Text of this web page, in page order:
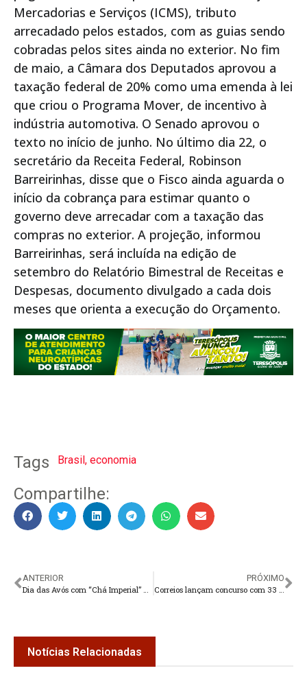
Mercadorias e Serviços (ICMS), tributo
arrecadado pelos estados, com as guias sendo
cobradas pelos sites ainda no exterior. No fim
de maio, a Câmara dos Deputados aprovou a
taxação federal de 20% como uma emenda à lei
que criou o Programa Mover, de incentivo à
indústria automotiva. O Senado aprovou o
texto no início de junho. No último dia 22, o
secretário da Receita Federal, Robinson
Barreirinhas, disse que o Fisco ainda aguarda o
início da cobrança para estimar quanto o
governo deve arrecadar com a taxação das
compras no exterior. A projeção, informou
Barreirinhas, será incluída na edição de
setembro do Relatório Bimestral de Receitas e
Despesas, documento divulgado a cada dois
meses que orienta a execução do Orçamento.
Tags Brasil , economia
Compartilhe:
ANTERIOR
PRÓXIMO
Notícias Relacionadas